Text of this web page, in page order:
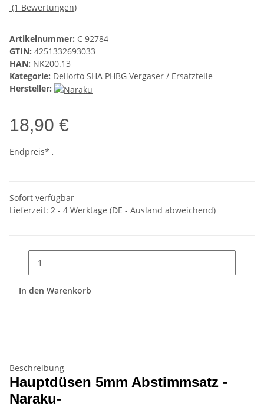
(1 Bewertungen)
Artikelnummer: C 92784
GTIN: 4251332693033
HAN: NK200.13
Kategorie: Dellorto SHA PHBG Vergaser / Ersatzteile
Hersteller:
18,90 €
Endpreis* ,
Sofort verfügbar
Lieferzeit: 2 - 4 Werktage (DE - Ausland abweichend)
In den Warenkorb
Beschreibung
Hauptdüsen 5mm Abstimmsatz -
Naraku-